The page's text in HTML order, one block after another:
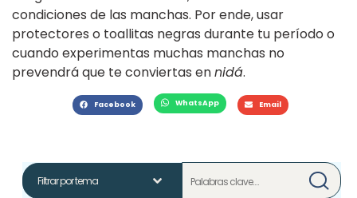
condiciones de las manchas. Por ende, usar
protectores o toallitas negras durante tu período o
cuando experimentas muchas manchas no
prevendrá que te conviertas ennidá.
Facebook WhatsApp Email